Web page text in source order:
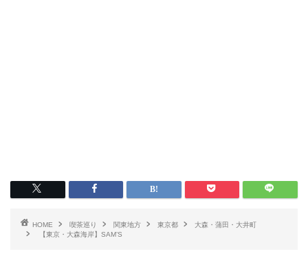
HOME 喫茶巡り 関東地方 東京都
大森・蒲田・大井町
【東京・大森海岸】SAM’S